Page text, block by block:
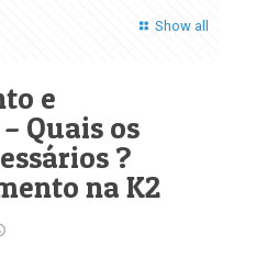
Show all
e
Quais os
?
na K2